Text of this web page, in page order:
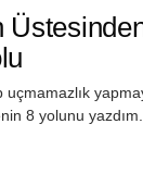
8 yolunu